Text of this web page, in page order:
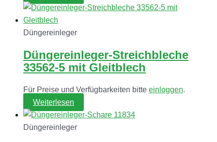
Düngereinleger
Düngereinleger-Streichbleche
33562-5 mit Gleitblech
Für Preise und Verfügbarkeiten bitte einloggen.
Weiterlesen
Düngereinleger